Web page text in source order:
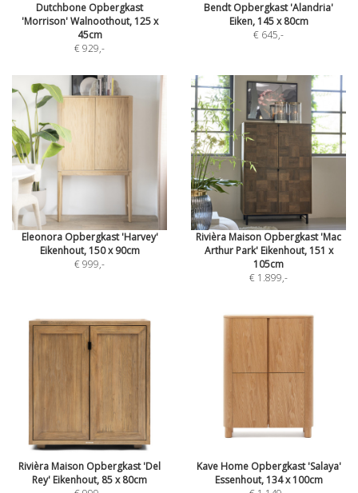
Dutchbone Opbergkast
'Morrison' Walnoothout, 125 x
45cm
€ 929,-
Bendt Opbergkast 'Alandria'
Eiken, 145 x 80cm
€ 645,-
Eleonora Opbergkast 'Harvey'
Eikenhout, 150 x 90cm
€ 999,-
Rivièra Maison Opbergkast 'Mac
Arthur Park' Eikenhout, 151 x
105cm
€ 1.899,-
Rivièra Maison Opbergkast 'Del
Rey' Eikenhout, 85 x 80cm
Kave Home Opbergkast 'Salaya'
Essenhout, 134 x 100cm